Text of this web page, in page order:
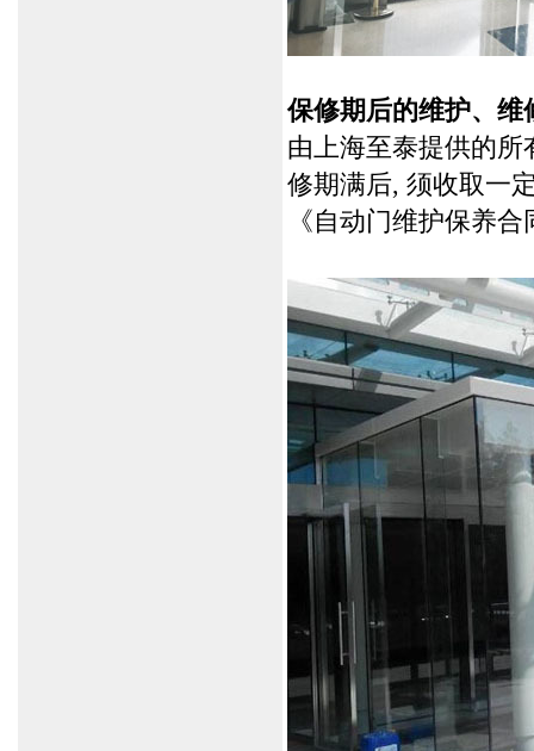
保修期后的维护、维
由上海至泰提供的
修期满后, 须收取一
《自动门维护保养合